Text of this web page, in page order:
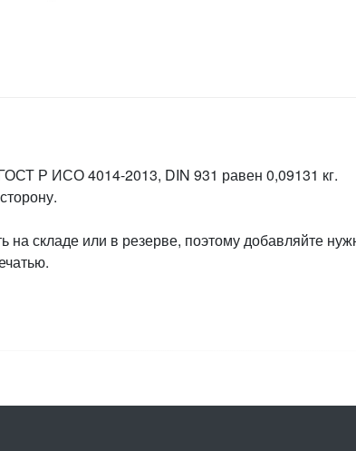
Р ИСО 4014-2013, DIN 931 равен 0,09131 кг.
складе или в резерве, поэтому добавляйте